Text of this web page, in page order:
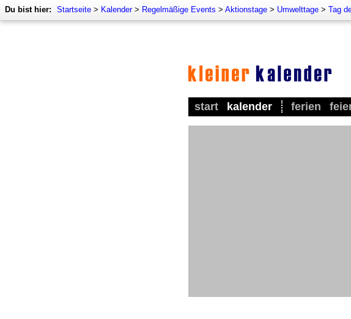
Du bist hier: Startseite > Kalender> Regelmäßige Events > Aktionstage > Umwelttage > Tag
start kalender ferien